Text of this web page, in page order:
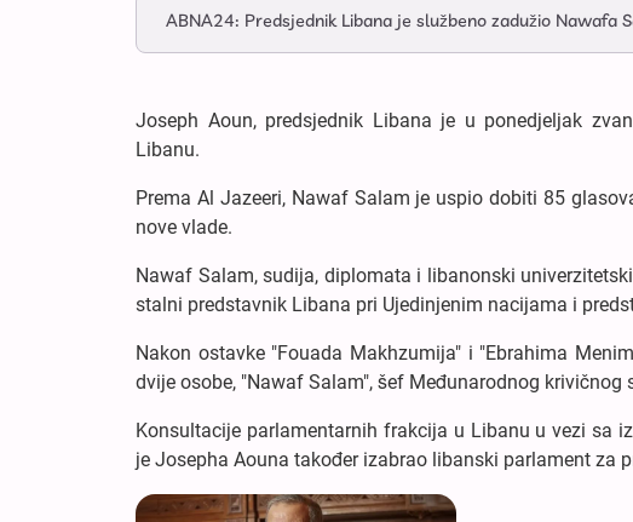
ABNA24: Predsjednik Libana je službeno zadužio Nawafa
Joseph Aoun, predsjednik Libana je u ponedjeljak
Libanu.
Prema Al Jazeeri, Nawaf Salam je uspio dobiti 85
nove vlade.
Nawaf Salam, sudija, diplomata i libanonski
stalni predstavnik Libana pri Ujedinjenim nacijama i
Nakon ostavke "Fouada Makhzumija" i "Ebrahima
dvije osobe, "Nawaf Salam", šef Međunarodnog krivičnog
Konsultacije parlamentarnih frakcija u Libanu u vezi sa
je Josepha Aouna također izabrao libanski parlament za